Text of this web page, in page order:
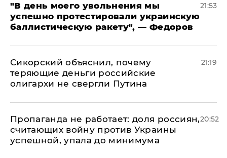
​"В день моего увольнения мы
успешно протестировали украинскую
баллистическую ракету", — Федоров
21:53
Сикорский объяснил, почему
теряющие деньги российские
олигархи не свергли Путина
21:19
​Пропаганда не работает: доля россиян,
считающих войну против Украины
успешной, упала до минимума
20:52